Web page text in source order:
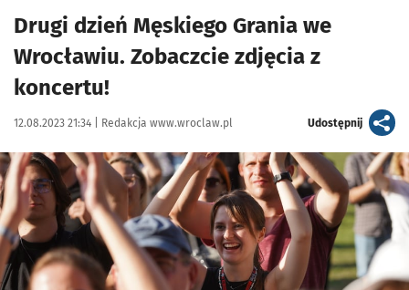
Drugi dzień Męskiego Grania we
Wrocławiu. Zobaczcie zdjęcia z
koncertu!
Data publikacji:
12.08.2023 21:34 | Autor:
Redakcja www.wroclaw.pl Udostępnijartykuł
Kliknij, aby zobaczyć galerię
Kliknij, aby powiększyć